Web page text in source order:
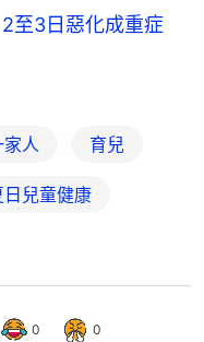
2至3日惡化成重症
人 育兒
日兒童健康
0 0